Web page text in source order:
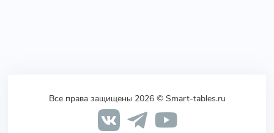
Все права защищены 2026 © Smart-tables.ru